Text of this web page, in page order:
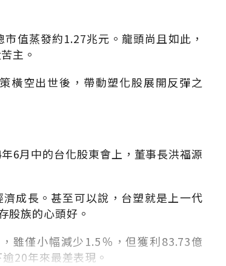
市值蒸發約1.27兆元。龍頭尚且如此，
主。
橫空出世後，帶動塑化股展開反彈之
年6月中的台化股東會上，董事長洪福源
成長。甚至可以說，台塑就是上一代
股族的心頭好。
雖僅小幅減少1.5％，但獲利83.73億
20年來最差表現。